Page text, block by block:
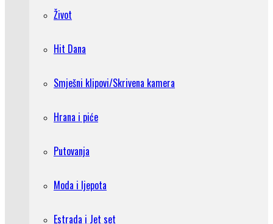
Život
Hit Dana
Smješni klipovi/Skrivena kamera
Hrana i piće
Putovanja
Moda i ljepota
Estrada i Jet set